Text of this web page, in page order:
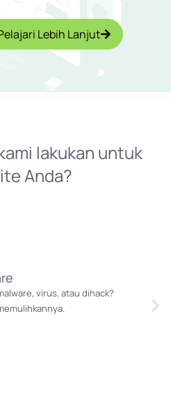
Lebih Lanjut
lakukan untuk
Anda?
virus, atau dihack?